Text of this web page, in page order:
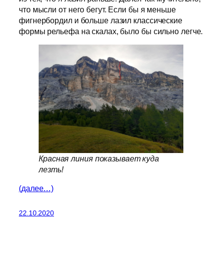
что мысли от него бегут. Если бы я меньше
фигнербордил и больше лазил классические
формы рельефа на скалах, было бы сильно легче.
Красная линия показывает куда
лезть!
(далее…)
22.10.2020